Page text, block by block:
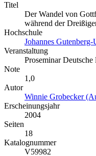
Titel
Der Wandel von
während der
Hochschule
Johannes
Veranstaltung
Proseminar
Note
1,0
Autor
Winnie Grobecker
Erscheinungsjahr
2004
Seiten
18
Katalognummer
V59982